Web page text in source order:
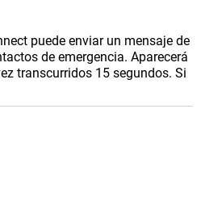
puede enviar un mensaje de
de emergencia. Aparecerá
transcurridos 15 segundos. Si